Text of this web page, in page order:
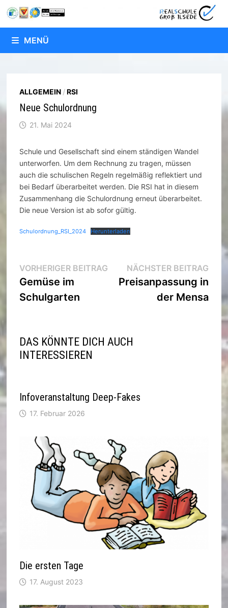
Inhalt
springen
MENÜ
ALLGEMEIN /RSI
Neue Schulordnung
21. Mai 2024
Schule und Gesellschaft sind einem ständigen Wandel
unterworfen. Um dem Rechnung zu tragen, müssen
auch die schulischen Regeln regelmäßig reflektiert und
bei Bedarf überarbeitet werden. Die RSI hat in diesem
Zusammenhang die Schulordnung erneut überarbeitet.
Die neue Version ist ab sofor gültig.
Schulordnung_RSI_2024 Herunterladen
Beitragsnavigation
VORHERIGER BEITRAG Vorheriger
Beitrag:
Gemüse im
Schulgarten
NÄCHSTER BEITRAG
Preisanpassung in
der Mensa
DAS KÖNNTE DICH AUCH
INTERESSIEREN
Infoveranstaltung Deep-Fakes
17. Februar 2026
Die ersten Tage
17. August 2023